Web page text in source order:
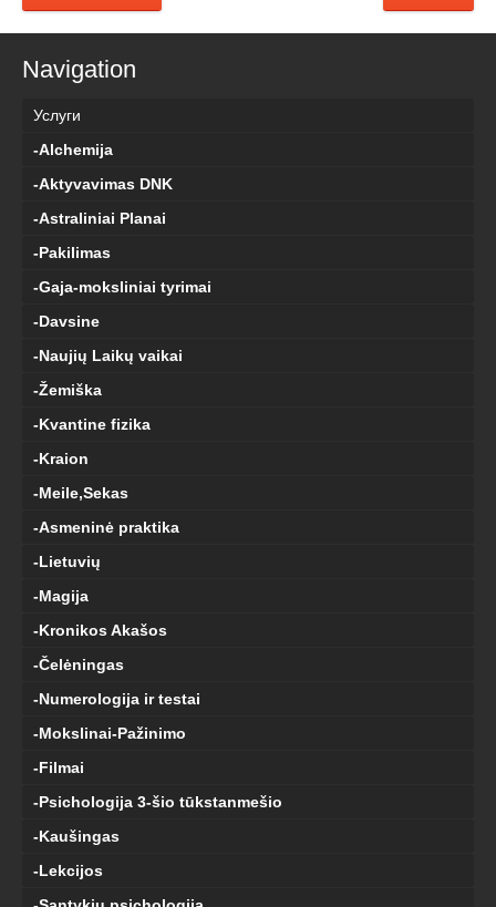
Navigation
Услуги
-Alchemija
-Aktyvavimas DNK
-Astraliniai Planai
-Pakilimas
-Gaja-moksliniai tyrimai
-Davsine
-Naujių Laikų vaikai
-Žemiška
-Kvantine fizika
-Kraion
-Meile,Sekas
-Asmeninė praktika
-Lietuvių
-Magija
-Kronikos Akašos
-Čelėningas
-Numerologija ir testai
-Mokslinai-Pažinimo
-Filmai
-Psichologija 3-šio tūkstanmešio
-Kaušingas
-Lekcijos